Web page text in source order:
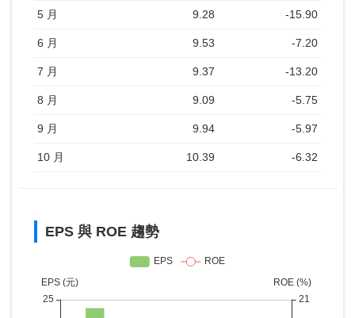
5 月 9.28 -15.90
6 月 9.53 -7.20
7 月 9.37 -13.20
8 月 9.09 -5.75
9 月 9.94 -5.97
10 月 10.39 -6.32
EPS 與 ROE 趨勢